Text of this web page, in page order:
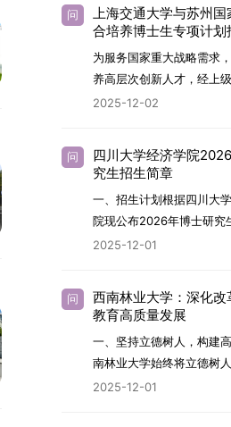
问
上海交通大学与苏州
合培养博士生专项计划
为服务国家重大战略需求
养高层次创新人才，经上
（全称“苏州国家实验室”
该项目旨在选拔优秀学子
学科领域进行深度培养。
如下。一、培养定位本项
展方向，培育具备科学家
力，系统掌握学科前沿知
究与技术开发工作的未来
（0805）、化学（0703
（0809）、材料与化工（
（0855）、电子信息（
（二）招生名额2026年度
2025-12-02
问
四川大学经济学院
究生招生简章
一、招生计划根据四川大
院现公布2026年博士研究
2026年，学院博士研究生
学院2026年博士生招生专
进行适当调整。除国家专
就业考生的比例原则上不
制定向就业考生在基本修
2025-12-01
问
西南林业大学：深化
教育高质量发展
一、坚持立德树人，构建
南林业大学始终将立德树
任务，积极响应“教育强国
2025-12-01